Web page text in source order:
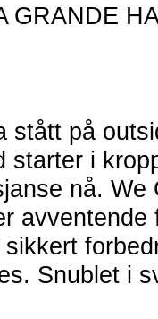
GRANDE
stått på
starter i
nå. We
avventende
Snublet i